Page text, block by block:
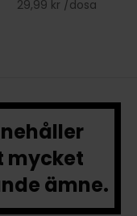
29,99 kr /dosa
mycket
ämne.